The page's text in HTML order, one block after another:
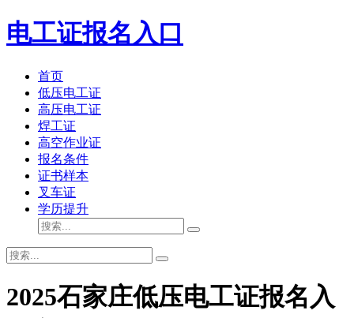
电工证报名入口
首页
低压电工证
高压电工证
焊工证
高空作业证
报名条件
证书样本
叉车证
学历提升
2025石家庄低压电工证报名入